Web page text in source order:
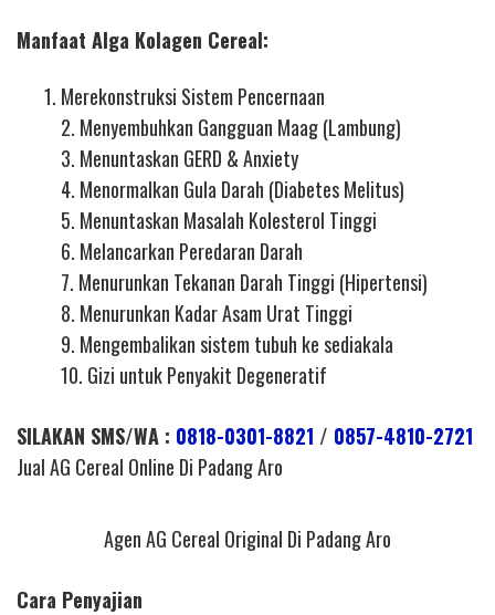
Manfaat Alga Kolagen Cereal:
Merekonstruksi Sistem Pencernaan
2. Menyembuhkan Gangguan Maag (Lambung)
3. Menuntaskan GERD & Anxiety
4. Menormalkan Gula Darah (Diabetes Melitus)
5. Menuntaskan Masalah Kolesterol Tinggi
6. Melancarkan Peredaran Darah
7. Menurunkan Tekanan Darah Tinggi (Hipertensi)
8. Menurunkan Kadar Asam Urat Tinggi
9. Mengembalikan sistem tubuh ke sediakala
10. Gizi untuk Penyakit Degeneratif
SILAKAN SMS/WA : 0818-0301-8821 / 0857-4810-2721
Jual AG Cereal Online Di Padang Aro
Agen AG Cereal Original Di Padang Aro
Cara Penyajian